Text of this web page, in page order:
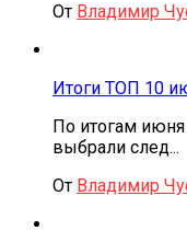
От Владимир
Итоги ТОП 10
По итогам
выбрали след...
От Владимир